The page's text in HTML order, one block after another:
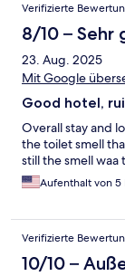
Verifizierte
8/10 – Sehr
23. Aug. 2025
Mit Google
Good hotel,
Overall stay and
the toilet smell
still the smell waa
Aufenthalt von 5
Verifizierte
10/10 –